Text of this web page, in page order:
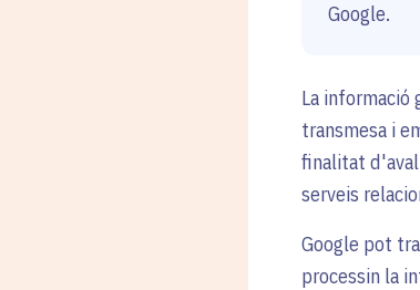
Google.
La informació
transmesa i
finalitat
serveis
Google pot
processin la